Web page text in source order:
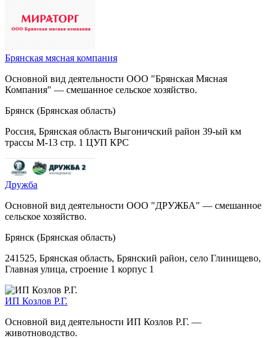
Брянская мясная компания
Основной вид деятельности ООО "Брянская Мясная
Компания" — смешанное сельское хозяйство.
Брянск (Брянская область)
Россия, Брянская область Выгоничский район 39-ый км
трассы М-13 стр. 1 ЦУП КРС
Дружба
Основной вид деятельности ООО "ДРУЖБА" — смешанное
сельское хозяйство.
Брянск (Брянская область)
241525, Брянская область, Брянский район, село Глинищево,
Главная улица, строение 1 корпус 1
ИП Козлов Р.Г.
Основной вид деятельности ИП Козлов Р.Г. —
животноводство.